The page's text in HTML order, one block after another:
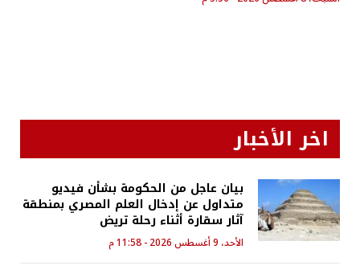
اخر الأخبار
بيان عاجل من الحكومة بشأن فيديو
متداول عن إدخال العلم المصري بمنطقة
آثار سقارة أثناء رحلة تريض
الأحد، 9 أغسطس 2026 - 11:58 م